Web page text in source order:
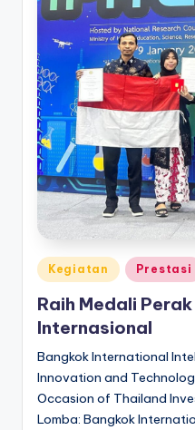
Posted
in
Kegiatan Prestasi
Raih Medali
Internasional
Bangkok International
Innovation and
Occasion of Thailand
Lomba: Bangkok